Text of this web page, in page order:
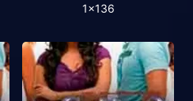
1x136